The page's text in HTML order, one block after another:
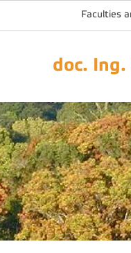
Faculties
doc. Ing.